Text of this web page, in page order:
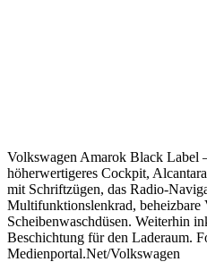
Volkswagen Amarok Black Label
höherwertigeres Cockpit,
mit Schriftzügen, das Radio-
Multifunktionslenkrad, beheizbare
Scheibenwaschdüsen. Weiterhin
Beschichtung für den Laderaum.
Medienportal.Net/Volkswagen